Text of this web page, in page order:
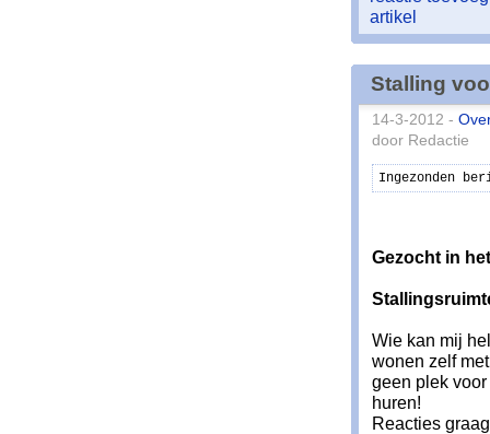
artikel
Stalling
14-3-2012 -
door Redactie
Ingezonden
Gezocht in
Wie kan mij
wonen zelf
geen plek
huren!
Reacties